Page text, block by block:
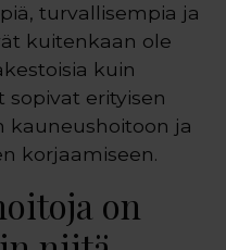
turvallisempia ja
kuitenkaan ole
kuin
sopivat erityisen
kauneushoitoon ja
korjaamiseen.
on